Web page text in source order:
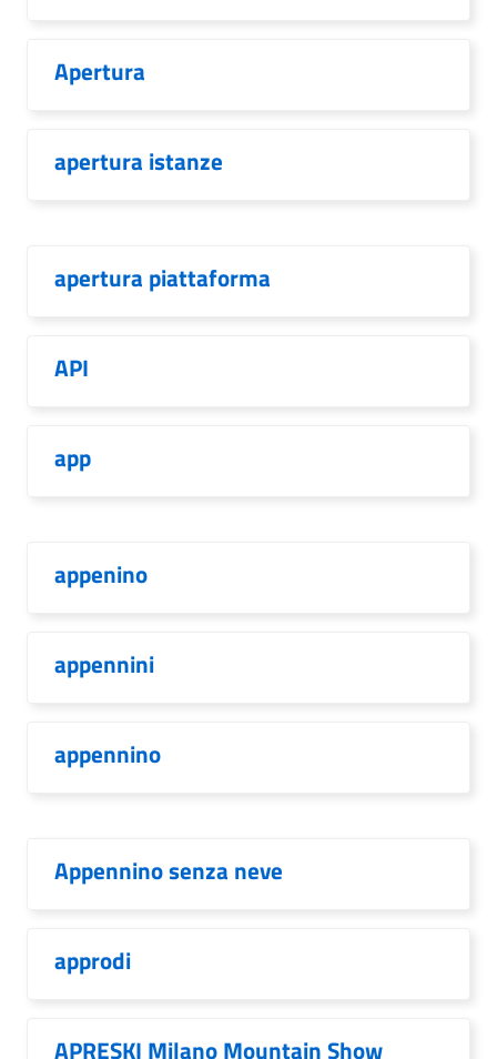
Apertura
apertura istanze
apertura piattaforma
API
app
appenino
appennini
appennino
Appennino senza neve
approdi
APRESKI Milano Mountain Show